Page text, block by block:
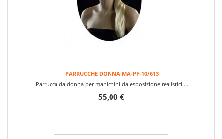
PARRUCCHE DONNA MA-PF-10/613
Parrucca da donna per manichini da esposizione realistici....
55,00 €